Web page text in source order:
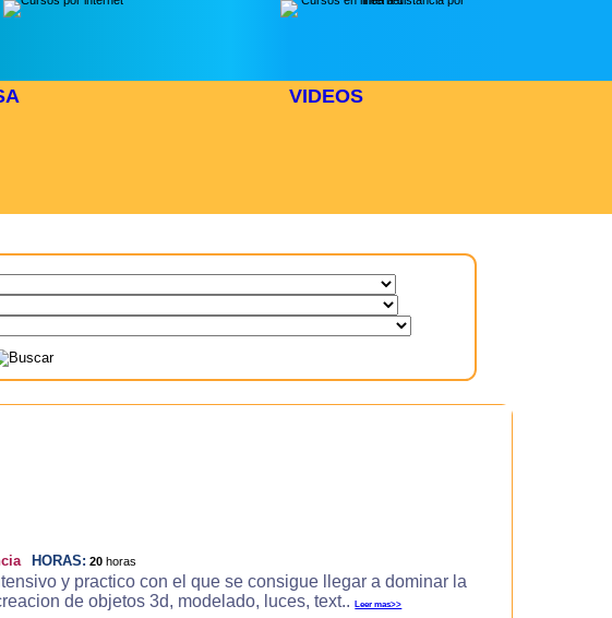
VIDEOS
HORAS: 20 horas
y practico con el que se consigue llegar a dominar la
de objetos 3d, modelado, luces, text..Leer mas>>